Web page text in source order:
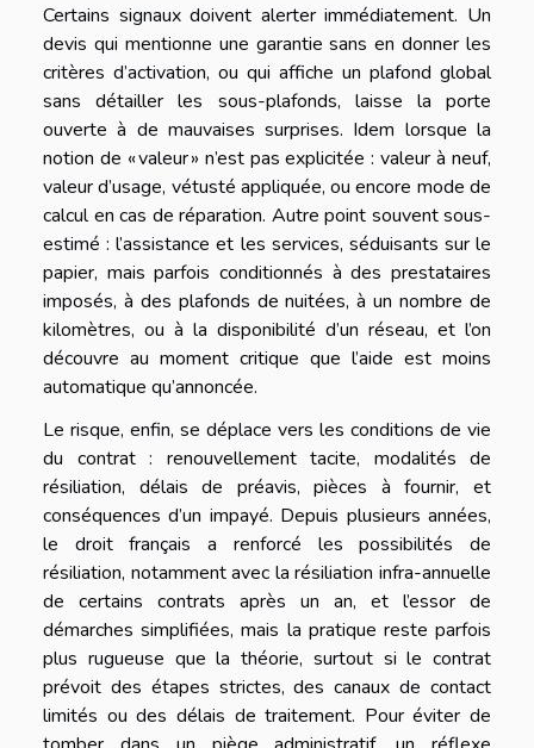
Certains signaux doivent alerter immédiatement. Un
devis qui mentionne une garantie sans en donner les
critères d’activation, ou qui affiche un plafond global
sans détailler les sous-plafonds, laisse la porte
ouverte à de mauvaises surprises. Idem lorsque la
notion de « valeur » n’est pas explicitée : valeur à neuf,
valeur d’usage, vétusté appliquée, ou encore mode de
calcul en cas de réparation. Autre point souvent sous-
estimé : l’assistance et les services, séduisants sur le
papier, mais parfois conditionnés à des prestataires
imposés, à des plafonds de nuitées, à un nombre de
kilomètres, ou à la disponibilité d’un réseau, et l’on
découvre au moment critique que l’aide est moins
automatique qu’annoncée.
Le risque, enfin, se déplace vers les conditions de vie
du contrat : renouvellement tacite, modalités de
résiliation, délais de préavis, pièces à fournir, et
conséquences d’un impayé. Depuis plusieurs années,
le droit français a renforcé les possibilités de
résiliation, notamment avec la résiliation infra-annuelle
de certains contrats après un an, et l’essor de
démarches simplifiées, mais la pratique reste parfois
plus rugueuse que la théorie, surtout si le contrat
prévoit des étapes strictes, des canaux de contact
limités ou des délais de traitement. Pour éviter de